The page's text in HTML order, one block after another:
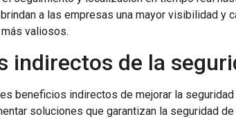
a las empresas una mayor visibilidad y
valiosos.
indirectos de la
beneficios indirectos de mejorar la
soluciones que garantizan la seguridad